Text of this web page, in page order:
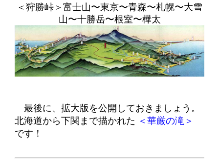
＜狩勝峠＞富士山〜東京〜青森〜札幌〜大雪
山〜十勝岳〜根室〜樺太
最後に、拡大版を公開しておきましょう。
北海道から下関まで描かれた ＜華厳の滝＞
です！